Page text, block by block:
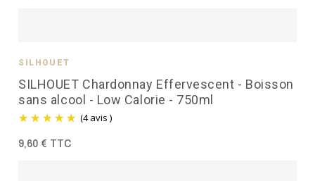
SILHOUET Chardonnay Effervescent - Boisson
sans alcool - Low Calorie - 750ml
(4 avis )
SILHOUET
9,60 € TTC